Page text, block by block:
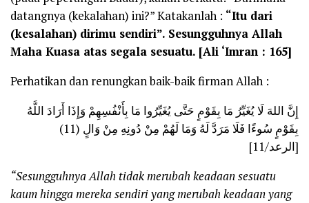
datangnya (kekalahan) ini?” Katakanlah : “Itu dari
(kesalahan) dirimu sendiri”. Sesungguhnya Allah
Maha Kuasa atas segala sesuatu. [Ali ‘Imran : 165]
Perhatikan dan renungkan baik-baik firman Allah :
إِنَّ اللهَ لَا يُغَيِّرُ مَا بِقَوْمٍ حَتَّى يُغَيِّرُوا مَا بِأَنْفُسِهِمْ وَإِذَا أَرَادَ اللَّهُ
بِقَوْمٍ سُوءًا فَلَا مَرَدَّ لَهُ وَمَا لَهُمْ مِنْ دُونِهِ مِنْ وَالٍ (11)
[الرعد/11]
“Sesungguhnya Allah tidak merubah keadaan sesuatu
kaum hingga mereka sendiri yang merubah keadaan yang